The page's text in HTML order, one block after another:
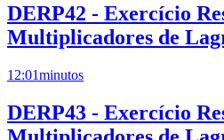
DERP42 - Exercício
Multiplicadores de
12:01minutos
DERP43 - Exercício